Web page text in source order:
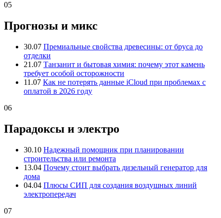
05
Прогнозы и микс
30.07 Премиальные свойства древесины: от бруса до
отделки
21.07 Танзанит и бытовая химия: почему этот камень
требует особой осторожности
11.07 Как не потерять данные iCloud при проблемах с
оплатой в 2026 году
06
Парадоксы и электро
30.10 Надежный помощник при планировании
строительства или ремонта
13.04 Почему стоит выбрать дизельный генератор для
дома
04.04 Плюсы СИП для создания воздушных линий
электропередач
07